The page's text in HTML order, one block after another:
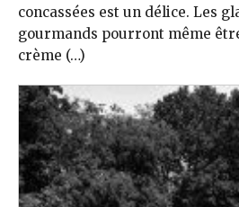
concassées est un délice. Les
gourmands pourront même
crème (…)